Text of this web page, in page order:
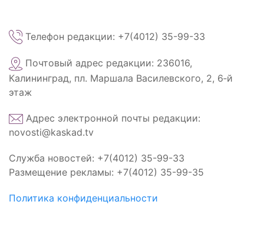
Телефон редакции: +7(4012) 35-99-33
Почтовый адрес редакции: 236016,
Калининград, пл. Маршала Василевского, 2, 6‑й
этаж
Адрес электронной почты редакции:
novosti@kaskad.tv
Служба новостей: +7(4012) 35-99-33
Размещение рекламы: +7(4012) 35-99-35
Политика конфиденциальности